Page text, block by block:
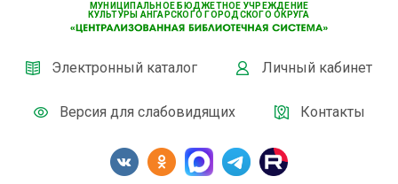
МУНИЦИПАЛЬНОЕ БЮДЖЕТНОЕ УЧРЕЖДЕНИЕ
КУЛЬТУРЫ АНГАРСКОГО ГОРОДСКОГО ОКРУГА
Электронный каталог Личный кабинет
Версия для слабовидящих Контакты